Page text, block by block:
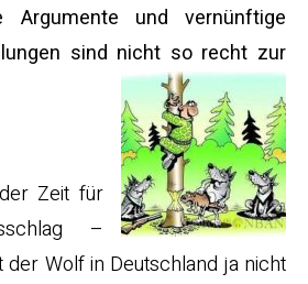
Argumente und vernünftige
sind nicht so recht zur
Zeit für
–
Wolf in Deutschland ja nicht